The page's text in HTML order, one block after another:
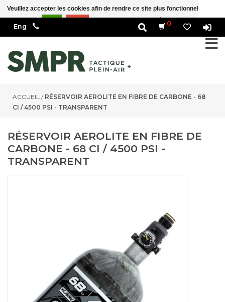
0
ACCUEIL / RÉSERVOIR AEROLITE EN FIBRE DE CARBONE - 68
CI / 4500 PSI - TRANSPARENT
RÉSERVOIR AEROLITE EN FIBRE DE
CARBONE - 68 CI / 4500 PSI -
TRANSPARENT
Veuillez accepter les cookies afin de rendre ce site plus fonctionnel Est-ce
En savoir plus sur les témoins (cookies) »